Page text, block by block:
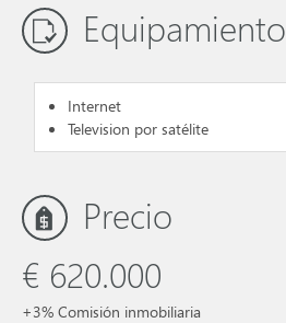
Equipamiento
Internet
Television por satélite
Precio
€ 620.000
+3% Comisión inmobiliaria